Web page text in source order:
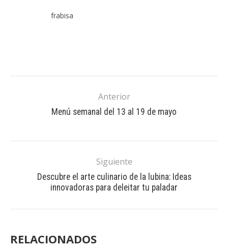
frabisa
Anterior
Menú semanal del 13 al 19 de mayo
Siguiente
Descubre el arte culinario de la lubina: Ideas
innovadoras para deleitar tu paladar
RELACIONADOS